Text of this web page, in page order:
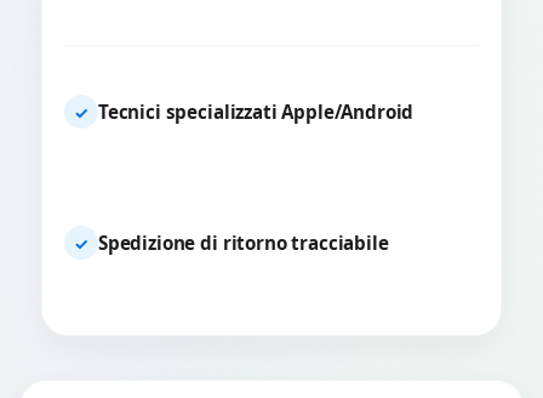
✓ Tecnici specializzati Apple/Android
✓ Spedizione di ritorno tracciabile